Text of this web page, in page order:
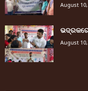
August
ଭଦ୍ରକରେ
August